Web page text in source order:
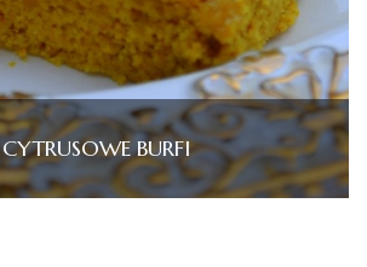
CYTRUSOWE BURFI